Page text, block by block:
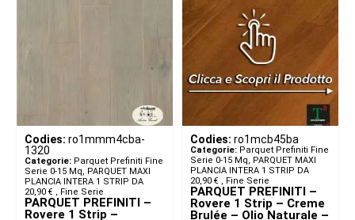
Codies: ro1mmm4cba-
1320
Categorie: Parquet Prefiniti Fine
Serie 0-15 Mq
PARQUET MAXI
PLANCIA INTERA 1 STRIP DA
20,90 € ​
Fine Serie
PARQUET PREFINITI –
Rovere 1 Strip –
Codies: ro1mcb45ba
Categorie: Parquet Prefiniti Fine
Serie 0-15 Mq
PARQUET MAXI
PLANCIA INTERA 1 STRIP DA
20,90 € ​
Fine Serie
PARQUET PREFINITI –
Rovere 1 Strip – Creme
Brulée – Olio Naturale –